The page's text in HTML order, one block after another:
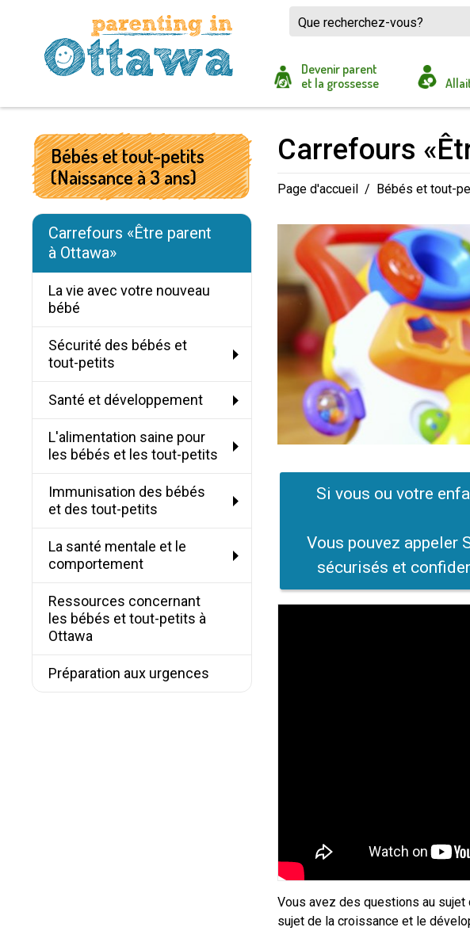
Devenir parent
et la grossesse
Bébés et tout-petits
(Naissance à 3 ans)
Carrefours «Être parent
à Ottawa»
La vie avec votre nouveau
bébé
Sécurité des bébés et
tout-petits
Santé et développement
L'alimentation saine pour
les bébés et les tout-petits
Immunisation des bébés
et des tout-petits
La santé mentale et le
comportement
Ressources concernant
les bébés et tout-petits à
Ottawa
Préparation aux urgences
Carrefours
Page d'accueil / Bébés et tout-
Si vous ou votre
Vous pouvez appeler
sécurisés et
Vous avez des questions au
sujet de la croissance et le